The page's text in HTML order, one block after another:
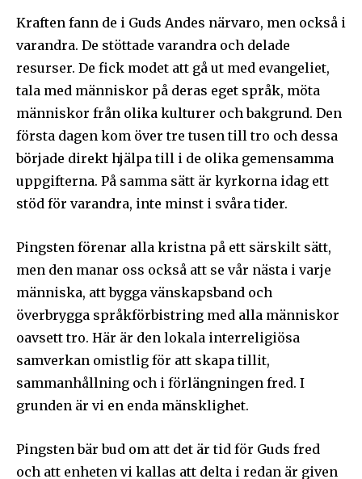
Följ Sändarens nyhetsbrev och
För att prenumerera: Ange din e-postadress och klicka på
prenumerationsknappen. Oroa dig inte, vi respekterar din
integritet och kommer inte att skicka skräppost till din
Prenumerera på Sändarens nyhetsbrev.
Jag godkänner integritetspolicyn
Kraften fann de i Guds Andes närvaro, men också i
varandra. De stöttade varandra och delade
resurser. De fick modet att gå ut med evangeliet,
tala med människor på deras eget språk, möta
människor från olika kulturer och bakgrund. Den
första dagen kom över tre tusen till tro och dessa
började direkt hjälpa till i de olika gemensamma
uppgifterna. På samma sätt är kyrkorna idag ett
stöd för varandra, inte minst i svåra tider.
Pingsten förenar alla kristna på ett särskilt sätt,
men den manar oss också att se vår nästa i varje
människa, att bygga vänskapsband och
överbrygga språkförbistring med alla människor
oavsett tro. Här är den lokala interreligiösa
samverkan omistlig för att skapa tillit,
sammanhållning och i förlängningen fred. I
grunden är vi en enda mänsklighet.
Pingsten bär bud om att det är tid för Guds fred
och att enheten vi kallas att delta i redan är given